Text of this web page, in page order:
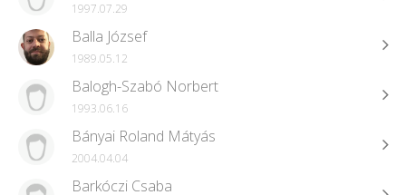
1997.07.29
Balla József
1989.05.12
Balogh-Szabó Norbert
1993.06.16
Bányai Roland Mátyás
2004.04.04
Barkóczi Csaba